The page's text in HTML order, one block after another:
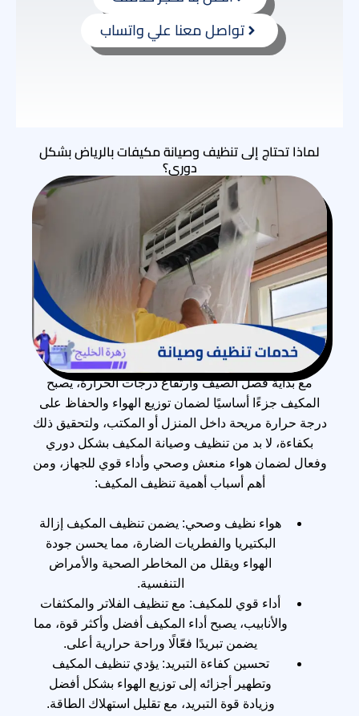
تواصل معنا علي واتساب
لماذا تحتاج إلى تنظيف وصيانة مكيفات بالرياض بشكل
دوري؟
مع بداية فصل الصيف وارتفاع درجات الحرارة، يصبح
المكيف جزءًا أساسيًا لضمان توزيع الهواء والحفاظ على
درجة حرارة مريحة داخل المنزل أو المكتب، ولتحقيق ذلك
بكفاءة، لا بد من تنظيف وصيانة المكيف بشكل دوري
وفعال لضمان هواء منعش وصحي وأداء قوي للجهاز، ومن
أهم أسباب أهمية تنظيف المكيف:
هواء نظيف وصحي: يضمن تنظيف المكيف إزالة
البكتيريا والفطريات الضارة، مما يحسن جودة
الهواء ويقلل من المخاطر الصحية والأمراض
التنفسية.
أداء قوي للمكيف: مع تنظيف الفلاتر والمكثفات
والأنابيب، يصبح أداء المكيف أفضل وأكثر قوة، مما
يضمن تبريدًا فعّالًا وراحة حرارية أعلى.
تحسين كفاءة التبريد: يؤدي تنظيف المكيف
وتطهير أجزائه إلى توزيع الهواء بشكل أفضل
وزيادة قوة التبريد، مع تقليل استهلاك الطاقة.